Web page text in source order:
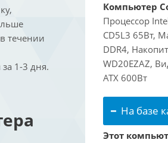
течении
1-3 дня.
Компьютер
Процессор
CD5L3 65Вт,
DDR4,
WD20EZAZ,
ATX 600Вт
На базе
Этот